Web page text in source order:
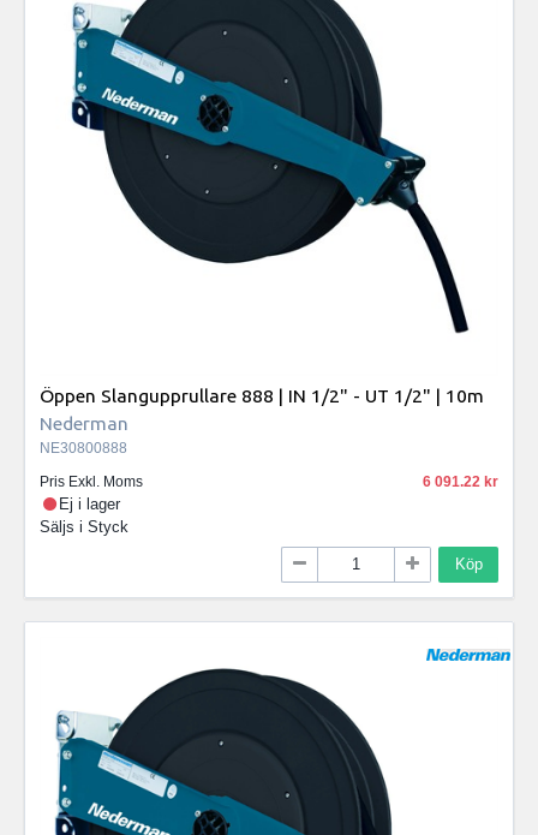
Öppen Slangupprullare 888 | IN 1/2" - UT 1/2" | 10m
Nederman
NE30800888
Pris Exkl. Moms
6 091.22
Ej i lager
Säljs i Styck
Köp